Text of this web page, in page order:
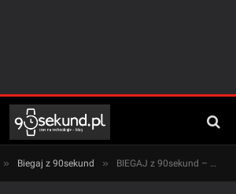
» Biegaj z 90sekund » BIEGAJ z 90sekund – O tym jak spociłem się przy Spotify Running